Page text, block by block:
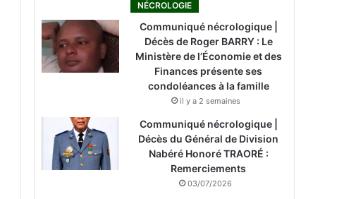
NÉCROLOGIE
Communiqué nécrologique |
Décès de Roger BARRY : Le
Ministère de l’Économie et des
Finances présente ses
condoléances à la famille
il y a 2 semaines
Communiqué nécrologique |
Décès du Général de Division
Nabéré Honoré TRAORÉ :
Remerciements
03/07/2026